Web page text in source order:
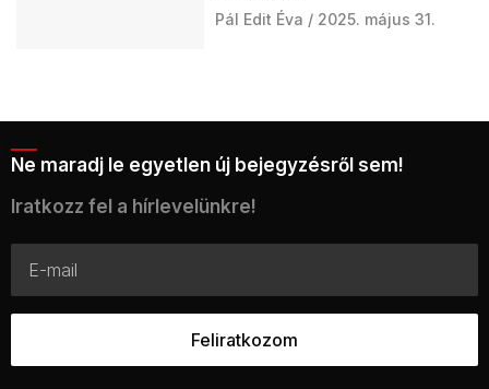
Pál Edit Éva 2025. május 31.
Ne maradj le egyetlen új bejegyzésről sem!
Iratkozz fel a hírlevelünkre!